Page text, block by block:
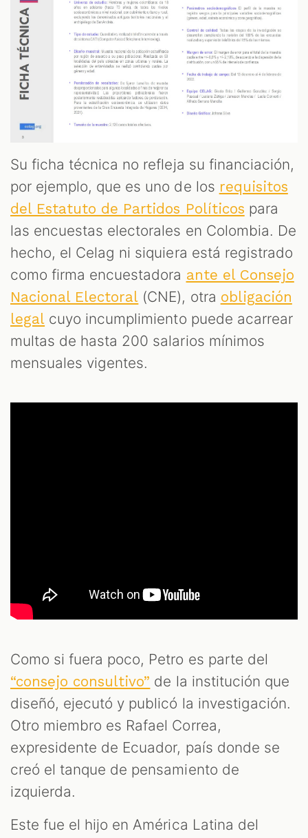
Su ficha técnica no refleja su financiación,
por ejemplo, que es uno de los requisitos
del Estatuto de Partidos Políticos para
las encuestas electorales en Colombia. De
hecho, el Celag ni siquiera está registrado
como firma encuestadora ante el Consejo
Nacional Electoral (CNE), otra obligación
legal cuyo incumplimiento puede acarrear
multas de hasta 200 salarios mínimos
mensuales vigentes.
Como si fuera poco, Petro es parte del
“consejo consultivo” de la institución que
diseñó, ejecutó y publicó la investigación.
Otro miembro es Rafael Correa,
expresidente de Ecuador, país donde se
creó el tanque de pensamiento de
izquierda.
Este fue el hijo en América Latina del